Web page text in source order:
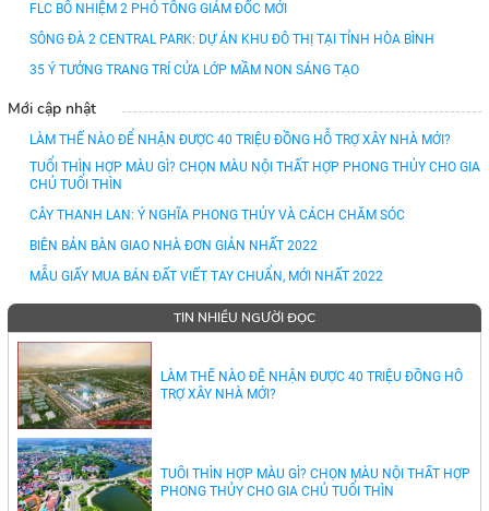
FLC BỔ NHIỆM 2 PHÓ TỔNG GIÁM ĐỐC MỚI
SÔNG ĐÀ 2 CENTRAL PARK: DỰ ÁN KHU ĐÔ THỊ TẠI TỈNH HÒA BÌNH
35 Ý TƯỞNG TRANG TRÍ CỬA LỚP MẦM NON SÁNG TẠO
Mới cập nhật
LÀM THẾ NÀO ĐỂ NHẬN ĐƯỢC 40 TRIỆU ĐỒNG HỖ TRỢ XÂY NHÀ MỚI?
TUỔI THÌN HỢP MÀU GÌ? CHỌN MÀU NỘI THẤT HỢP PHONG THỦY CHO GIA
CHỦ TUỔI THÌN
CÂY THANH LAN: Ý NGHĨA PHONG THỦY VÀ CÁCH CHĂM SÓC
BIÊN BẢN BÀN GIAO NHÀ ĐƠN GIẢN NHẤT 2022
MẪU GIẤY MUA BÁN ĐẤT VIẾT TAY CHUẨN, MỚI NHẤT 2022
TIN NHIỀU NGƯỜI ĐỌC
LÀM THẾ NÀO ĐỂ NHẬN ĐƯỢC 40 TRIỆU ĐỒNG HỖ
TRỢ XÂY NHÀ MỚI?
TUỔI THÌN HỢP MÀU GÌ? CHỌN MÀU NỘI THẤT HỢP
PHONG THỦY CHO GIA CHỦ TUỔI THÌN